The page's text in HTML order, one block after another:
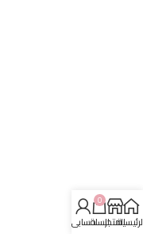
المتجر
0
السلةحسابي